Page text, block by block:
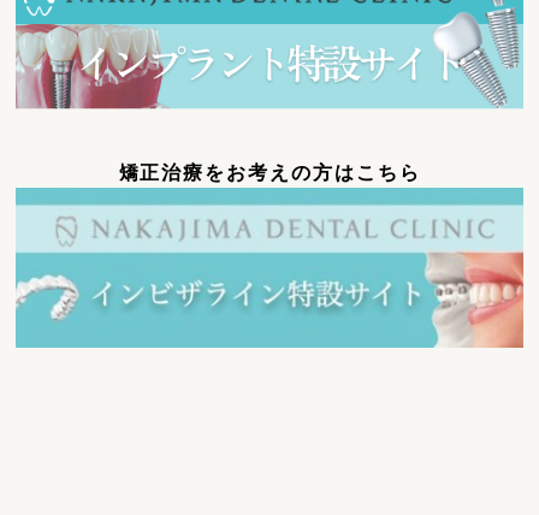
矯正治療をお考えの方はこちら